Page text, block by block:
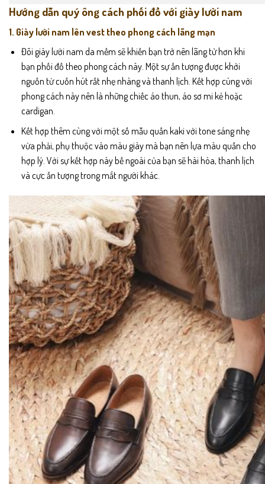
Hướng dẫn quý ông cách phối đồ với giày lười nam
1. Giày lười nam lên vest theo phong cách lãng mạn
Đôi giày lười nam da mềm sẽ khiến bạn trở nên lãng tử hơn khi
bạn phối đồ theo phong cách này. Một sự ấn tượng được khởi
nguồn từ cuốn hút rất nhẹ nhàng và thanh lịch. Kết hợp cùng với
phong cách này nên là những chiếc áo thun, áo sơ mi kẻ hoặc
cardigan.
Kết hợp thêm cùng với một số mẫu quần kaki với tone sáng nhẹ
vừa phải, phụ thuộc vào màu giày mà bạn nên lựa màu quần cho
hợp lý. Với sự kết hợp này bề ngoài của bạn sẽ hài hòa, thanh lịch
và cực ấn tượng trong mắt người khác.